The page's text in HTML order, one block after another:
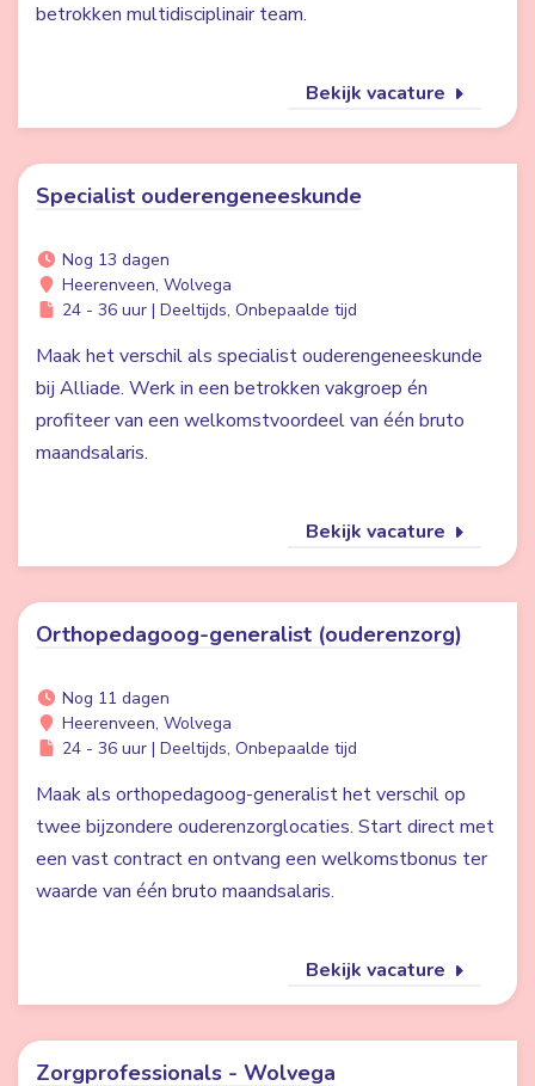
betrokken multidisciplinair team.
Bekijk vacature
Specialist ouderengeneeskunde
Nog 13 dagen
Heerenveen, Wolvega
24 - 36 uur | Deeltijds, Onbepaalde tijd
Maak het verschil als specialist ouderengeneeskunde
bij Alliade. Werk in een betrokken vakgroep én
profiteer van een welkomstvoordeel van één bruto
maandsalaris.
Bekijk vacature
Orthopedagoog-generalist (ouderenzorg)
Nog 11 dagen
Heerenveen, Wolvega
24 - 36 uur | Deeltijds, Onbepaalde tijd
Maak als orthopedagoog-generalist het verschil op
twee bijzondere ouderenzorglocaties. Start direct met
een vast contract en ontvang een welkomstbonus ter
waarde van één bruto maandsalaris.
Bekijk vacature
Zorgprofessionals - Wolvega